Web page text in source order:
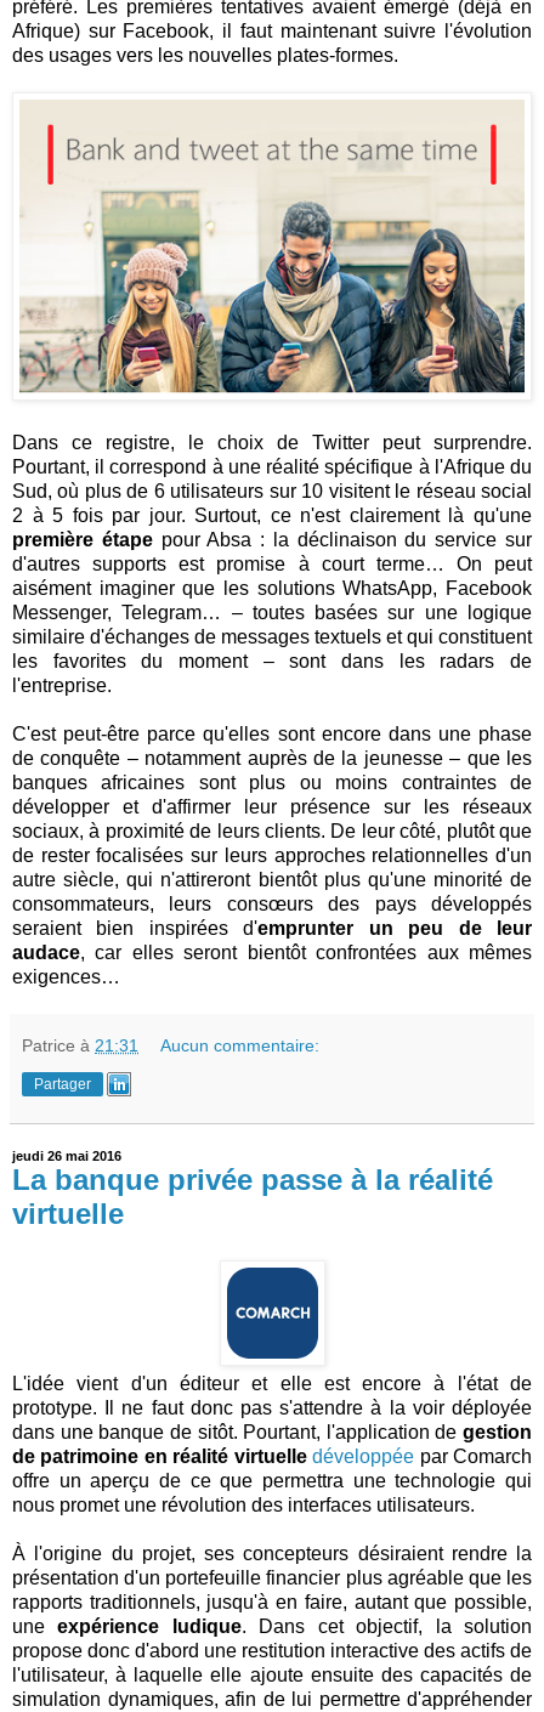
préféré. Les premières tentatives avaient émergé (déjà en
Afrique) sur Facebook, il faut maintenant suivre l'évolution
des usages vers les nouvelles plates-formes.
Dans ce registre, le choix de Twitter peut surprendre.
Pourtant, il correspond à une réalité spécifique à l'Afrique du
Sud, où plus de 6 utilisateurs sur 10 visitent le réseau social
2 à 5 fois par jour. Surtout, ce n'est clairement là qu'une
première étapepour Absa : la déclinaison du service sur
d'autres supports est promise à court terme… On peut
aisément imaginer que les solutions WhatsApp, Facebook
Messenger, Telegram… – toutes basées sur une logique
similaire d'échanges de messages textuels et qui constituent
les favorites du moment – sont dans les radars de
l'entreprise.
C'est peut-être parce qu'elles sont encore dans une phase
de conquête – notamment auprès de la jeunesse – que les
banques africaines sont plus ou moins contraintes de
développer et d'affirmer leur présence sur les réseaux
sociaux, à proximité de leurs clients. De leur côté, plutôt que
de rester focalisées sur leurs approches relationnelles d'un
autre siècle, qui n'attireront bientôt plus qu'une minorité de
consommateurs, leurs consœurs des pays développés
seraient bien inspirées d'emprunter un peu de leur
audace, car elles seront bientôt confrontées aux mêmes
exigences…
Patrice à 21:31 Aucun commentaire:
Partager
jeudi 26 mai 2016
La banque privée passe à la réalité
virtuelle
L'idée vient d'un éditeur et elle est encore à l'état de
prototype. Il ne faut donc pas s'attendre à la voir déployée
dans une banque de sitôt. Pourtant, l'application de gestion
de patrimoine en réalité virtuelle développée par Comarch
offre un aperçu de ce que permettra une technologie qui
nous promet une révolution des interfaces utilisateurs.
À l'origine du projet, ses concepteurs désiraient rendre la
présentation d'un portefeuille financier plus agréable que les
rapports traditionnels, jusqu'à en faire, autant que possible,
uneexpérience ludique. Dans cet objectif, la solution
propose donc d'abord une restitution interactive des actifs de
l'utilisateur, à laquelle elle ajoute ensuite des capacités de
simulation dynamiques, afin de lui permettre d'appréhender